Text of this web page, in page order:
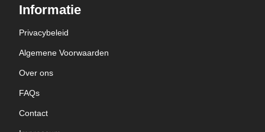
Informatie
Privacybeleid
Algemene Voorwaarden
Over ons
FAQs
Contact